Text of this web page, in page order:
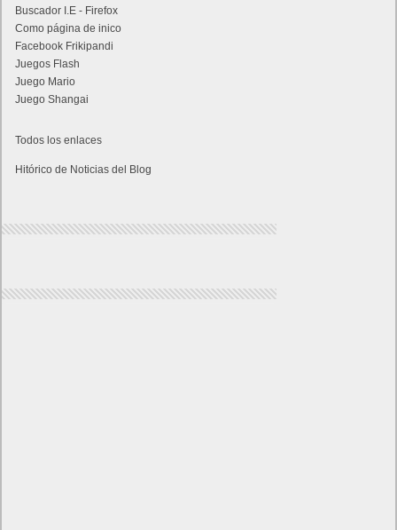
Buscador I.E - Firefox
Como página de inico
Facebook Frikipandi
Juegos Flash
Juego Mario
Juego Shangai
Todos los enlaces
Hitórico de Noticias del Blog